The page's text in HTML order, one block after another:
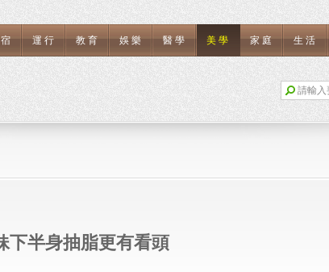
運行 教育 娛樂 醫學 美學 家庭 生活
下半身抽脂更有看頭